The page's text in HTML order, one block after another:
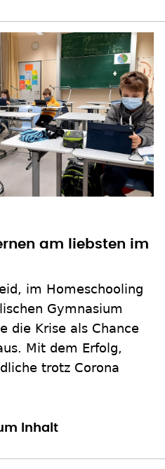
am liebsten im
im Homeschooling
Gymnasium
die Krise als Chance
Mit dem Erfolg,
trotz Corona
Inhalt